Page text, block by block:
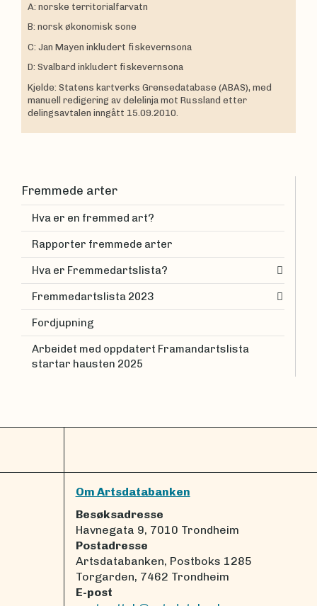
A: norske territorialfarvatn
B: norsk økonomisk sone
C: Jan Mayen inkludert fiskevernsona
D: Svalbard inkludert fiskevernsona
Kjelde: Statens kartverks Grensedatabase (ABAS), med
manuell redigering av delelinja mot Russland etter
delingsavtalen inngått 15.09.2010.
Fremmede arter
Hva er en fremmed art?
Rapporter fremmede arter
Hva er Fremmedartslista?
Fremmedartslista 2023
Fordjupning
Arbeidet med oppdatert Framandartslista
startar hausten 2025
Om Artsdatabanken
Besøksadresse
Havnegata 9, 7010 Trondheim
Postadresse
Artsdatabanken, Postboks 1285
Torgarden, 7462 Trondheim
E-post